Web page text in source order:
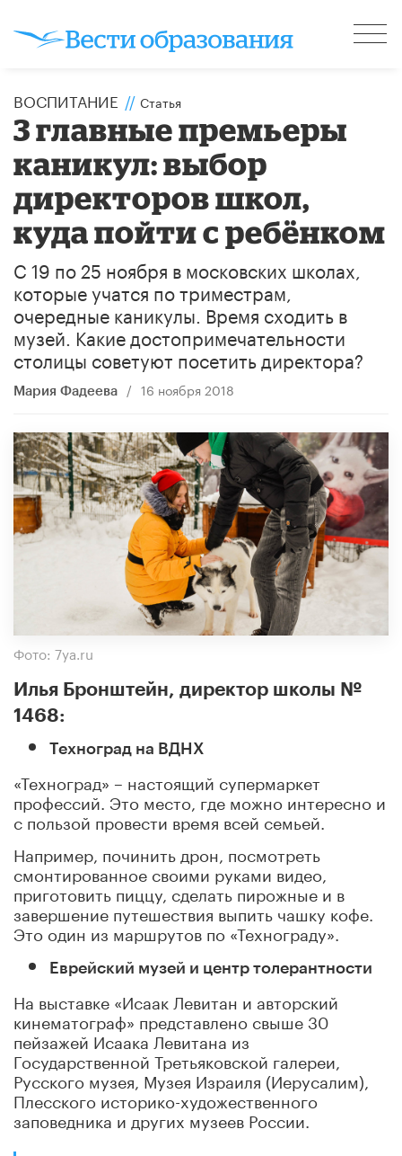
ВОСПИТАНИЕ // Статья
3 главные премьеры
каникул: выбор
директоров школ,
куда пойти с ребёнком
С 19 по 25 ноября в московских школах,
которые учатся по триместрам,
очередные каникулы. Время сходить в
музей. Какие достопримечательности
столицы советуют посетить директора?
Мария Фадеева / 16 ноября 2018
Фото: 7ya.ru
Илья Бронштейн, директор школы №
1468:
Техноград на ВДНХ
«Техноград» – настоящий супермаркет
профессий. Это место, где можно интересно и
с пользой провести время всей семьей.
Например, починить дрон, посмотреть
смонтированное своими руками видео,
приготовить пиццу, сделать пирожные и в
завершение путешествия выпить чашку кофе.
Это один из маршрутов по «Технограду».
Еврейский музей и центр толерантности
На выставке «Исаак Левитан и авторский
кинематограф» представлено свыше 30
пейзажей Исаака Левитана из
Государственной Третьяковской галереи,
Русского музея, Музея Израиля (Иерусалим),
Плесского историко-художественного
заповедника и других музеев России.